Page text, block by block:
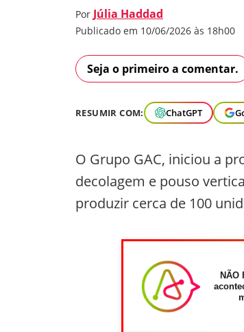
Por Júlia Haddad
Publicado em 10/06/2026 às 18h00
Seja o primeiro a comentar.
RESUMIR COM: ChatGPT
O Grupo GAC, iniciou a
decolagem e pouso
produzir cerca de 100
NÃO